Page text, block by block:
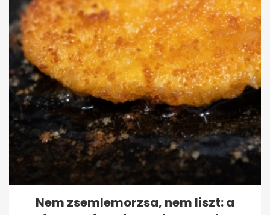
Nem zsemlemorzsa, nem liszt: a